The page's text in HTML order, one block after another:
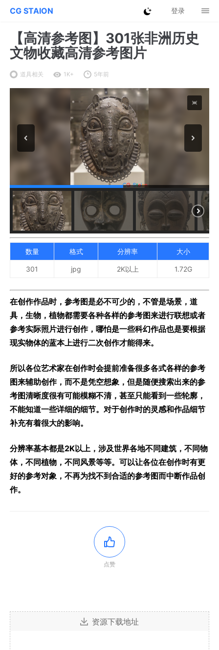
CG STAION 登录
【高清参考图】301张非洲历史
文物收藏高清参考图片
道具相关 1K+ 5年前
数量 格式 分辨率 大小
301 jpg 2K以上 1.72G
在创作作品时，参考图是必不可少的，不管是场景，道
具，生物，植物都需要各种各样的参考图来进行联想或者
参考实际照片进行创作，哪怕是一些科幻作品也是要根据
现实物体的蓝本上进行二次创作才能得来。
所以各位艺术家在创作时会提前准备很多各式各样的参考
图来辅助创作，而不是凭空想象，但是随便搜索出来的参
考图清晰度很有可能模糊不清，甚至只能看到一些轮廓，
不能知道一些详细的细节。对于创作时的灵感和作品细节
补充有着很大的影响。
分辨率基本都是2K以上，涉及世界各地不同建筑，不同物
体，不同植物，不同风景等等。可以让各位在创作时有更
好的参考对象，不再为找不到合适的参考图而中断作品创
作。
点赞
资源下载地址